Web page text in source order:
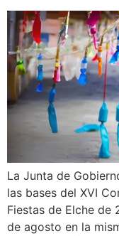
La Junta de
las bases del XVI
Fiestas de Elche de
de agosto en la